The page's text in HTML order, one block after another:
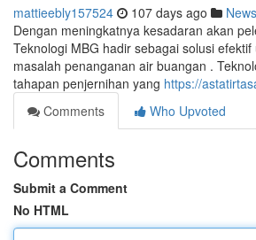
mattieebly157524 107 days ago News
Dengan meningkatnya kesadaran akan
Teknologi MBG hadir sebagai solusi
masalah penanganan air buangan .
tahapan penjernihan yang https://
Comments
Who Upvoted
Comments
Submit a Comment
No HTML